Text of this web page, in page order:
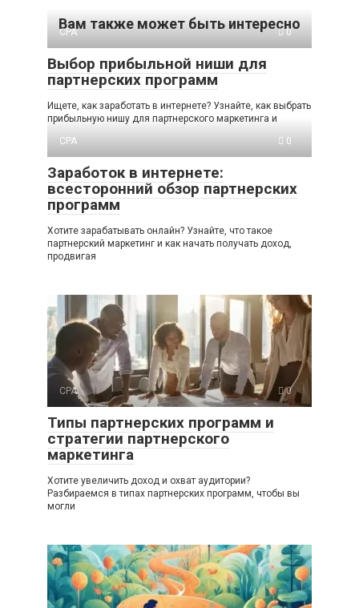
Вам также может быть интересно
CPA 0
Выбор прибыльной ниши для
партнерских программ
Ищете, как заработать в интернете? Узнайте, как выбрать
прибыльную нишу для партнерского маркетинга и
CPA
0
Заработок в интернете:
всесторонний обзор партнерских
программ
Хотите зарабатывать онлайн? Узнайте, что такое
партнерский маркетинг и как начать получать доход,
продвигая
CPA 0
Типы партнерских программ и
стратегии партнерского
маркетинга
Хотите увеличить доход и охват аудитории?
Разбираемся в типах партнерских программ, чтобы вы
могли